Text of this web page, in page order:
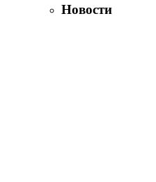
Новости